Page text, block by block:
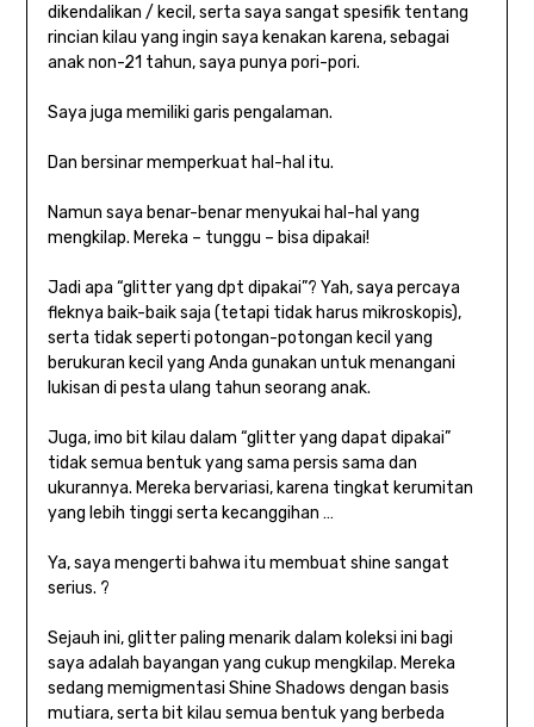
dikendalikan / kecil, serta saya sangat spesifik tentang
rincian kilau yang ingin saya kenakan karena, sebagai
anak non-21 tahun, saya punya pori-pori.
Saya juga memiliki garis pengalaman.
Dan bersinar memperkuat hal-hal itu.
Namun saya benar-benar menyukai hal-hal yang
mengkilap. Mereka – tunggu – bisa dipakai!
Jadi apa “glitter yang dpt dipakai”? Yah, saya percaya
fleknya baik-baik saja (tetapi tidak harus mikroskopis),
serta tidak seperti potongan-potongan kecil yang
berukuran kecil yang Anda gunakan untuk menangani
lukisan di pesta ulang tahun seorang anak.
Juga, imo bit kilau dalam “glitter yang dapat dipakai”
tidak semua bentuk yang sama persis sama dan
ukurannya. Mereka bervariasi, karena tingkat kerumitan
yang lebih tinggi serta kecanggihan …
Ya, saya mengerti bahwa itu membuat shine sangat
serius. ?
Sejauh ini, glitter paling menarik dalam koleksi ini bagi
saya adalah bayangan yang cukup mengkilap. Mereka
sedang memigmentasi Shine Shadows dengan basis
mutiara, serta bit kilau semua bentuk yang berbeda